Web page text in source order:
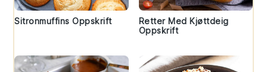
Sitronmuffins Oppskrift
Retter Med Kjøttdeig
Oppskrift